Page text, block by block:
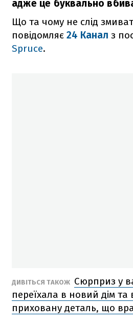
адже це буквально
Що та чому не слід
повідомляє 24 Канал з
Spruce.
ДИВІТЬСЯ ТАКОЖ Сюрприз у
переїхала в новий дім та
приховану деталь, що